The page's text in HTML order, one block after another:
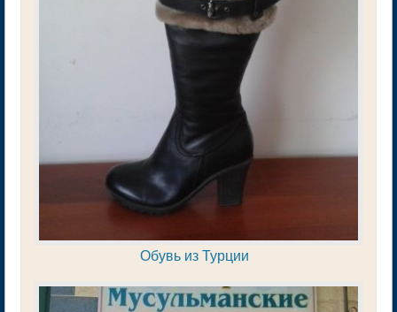
Обувь из Турции